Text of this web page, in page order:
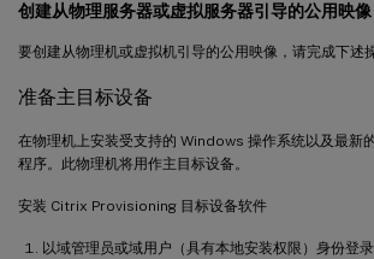
创建从物理服务器或虚拟服务器引导的公用映像
要创建从物理机或虚拟机引导的公用映像，请完成下述
准备主目标设备
在物理机上安装受支持的 Windows 操作系统以及最新
程序。此物理机将用作主目标设备。
安装 Citrix Provisioning 目标设备软件
以域管理员或域用户（具有本地安装权限）身份登录